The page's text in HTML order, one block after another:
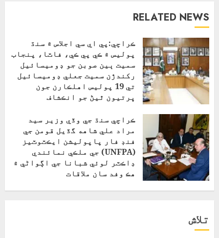
RELATED NEWS
ڪراچي:پي اي سي اجلاس ۾ سنڌ
پوليس ۾ ڪي پي ڪي، فاٽا، پنجاب
سميت ٻين صوبن جو ڊوميسائيل
رکندڙن سميت جعلي ڊوميسائيل
تي 19 پوليس اهلڪارن جون
ڀرتيون ٿيڻ جو انڪشاف
ڪراچي سنڌ جي وڏي وزير سيد
مراد علي شاهه گڏيل قومن جي
فنڊ فار پاپوليشن ايڪٽوٽيز
(UNFPA) جي ملڪي نمائندي
ڊاڪٽر لوئي شبانا جي اڳواڻي ۾
هڪ وفد سان ملاقات
تلاش